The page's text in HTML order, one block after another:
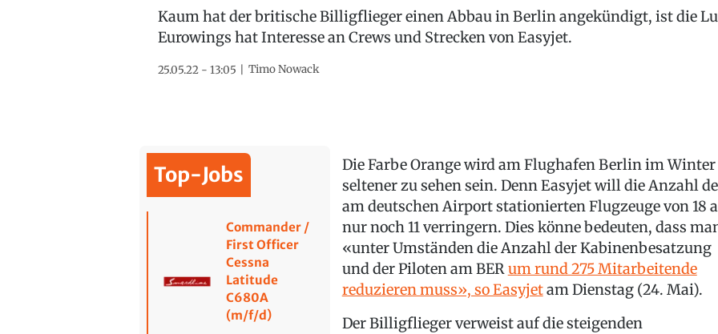
Kaum hat der britische Billigflieger einen Abbau in Berlin angekündigt, ist die
Eurowings hat Interesse an Crews und Strecken von Easyjet.
25.05.22 - 13:05 Timo Nowack
Top-Jobs
Commander /
First Officer
Cessna
Latitude
C680A
(m/f/d)
Die Farbe Orange wird am Flughafen Berlin im Winter
seltener zu sehen sein. Denn Easyjet will die Anzahl
am deutschen Airport stationierten Flugzeuge von 18
nur noch 11 verringern. Dies könne bedeuten, dass
«unter Umständen die Anzahl der Kabinenbesatzung
und der Piloten am BERum rund 275 Mitarbeitende
reduzieren muss», so Easyjetam Dienstag (24. Mai).
Der Billigflieger verweist auf die steigenden